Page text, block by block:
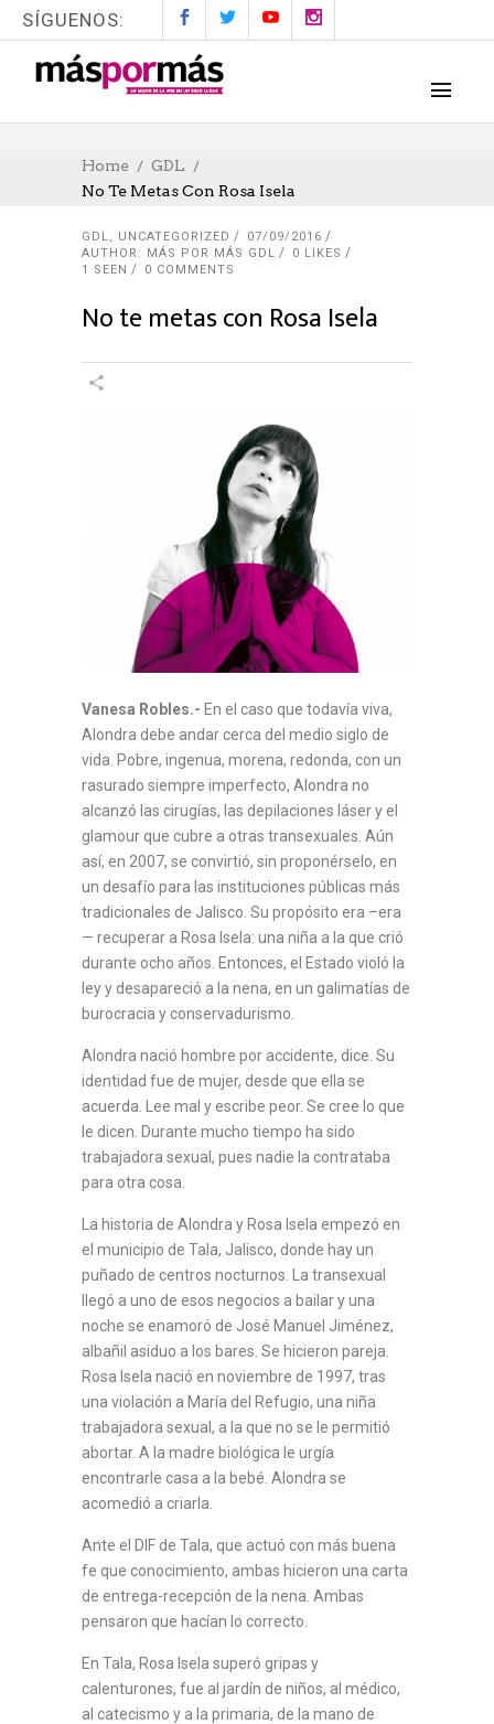
SÍGUENOS:
Home
GDL
No Te Metas Con Rosa Isela
GDL, UNCATEGORIZED
07/09/2016
AUTHOR: MÁS POR MÁS GDL
0 LIKES
1 SEEN
0 COMMENTS
No te metas con Rosa Isela
Vanesa Robles.- En el caso que todavía viva,
Alondra debe andar cerca del medio siglo de
vida. Pobre, ingenua, morena, redonda, con un
rasurado siempre imperfecto, Alondra no
alcanzó las cirugías, las depilaciones láser y el
glamour que cubre a otras transexuales. Aún
así, en 2007, se convirtió, sin proponérselo, en
un desafío para las instituciones públicas más
tradicionales de Jalisco. Su propósito era –era
— recuperar a Rosa Isela: una niña a la que crió
durante ocho años. Entonces, el Estado violó la
ley y desapareció a la nena, en un galimatías de
burocracia y conservadurismo.
Alondra nació hombre por accidente, dice. Su
identidad fue de mujer, desde que ella se
acuerda. Lee mal y escribe peor. Se cree lo que
le dicen. Durante mucho tiempo ha sido
trabajadora sexual, pues nadie la contrataba
para otra cosa.
La historia de Alondra y Rosa Isela empezó en
el municipio de Tala, Jalisco, donde hay un
puñado de centros nocturnos. La transexual
llegó a uno de esos negocios a bailar y una
noche se enamoró de José Manuel Jiménez,
albañil asiduo a los bares. Se hicieron pareja.
Rosa Isela nació en noviembre de 1997, tras
una violación a María del Refugio, una niña
trabajadora sexual, a la que no se le permitió
abortar. A la madre biológica le urgía
encontrarle casa a la bebé. Alondra se
acomedió a criarla.
Ante el DIF de Tala, que actuó con más buena
fe que conocimiento, ambas hicieron una carta
de entrega-recepción de la nena. Ambas
pensaron que hacían lo correcto.
En Tala, Rosa Isela superó gripas y
calenturones, fue al jardín de niños, al médico,
al catecismo y a la primaria, de la mano de